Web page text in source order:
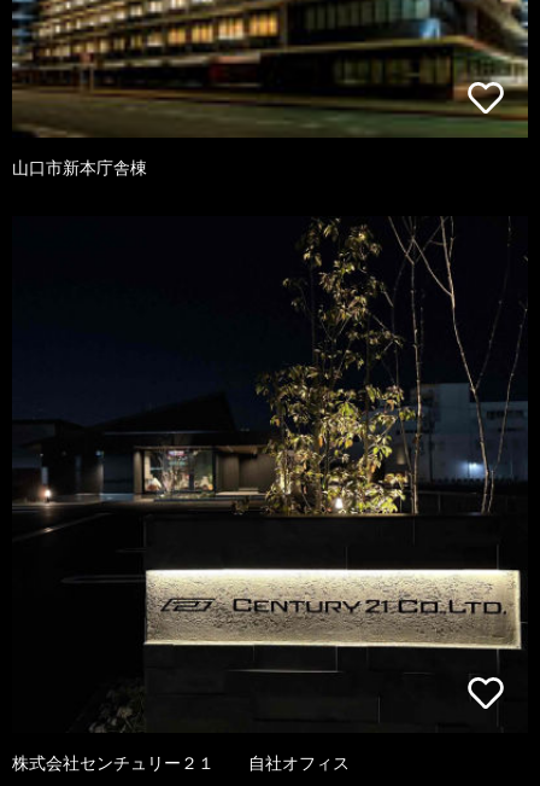
山口市新本庁舎棟
株式会社センチュリー２１ 自社オフィス